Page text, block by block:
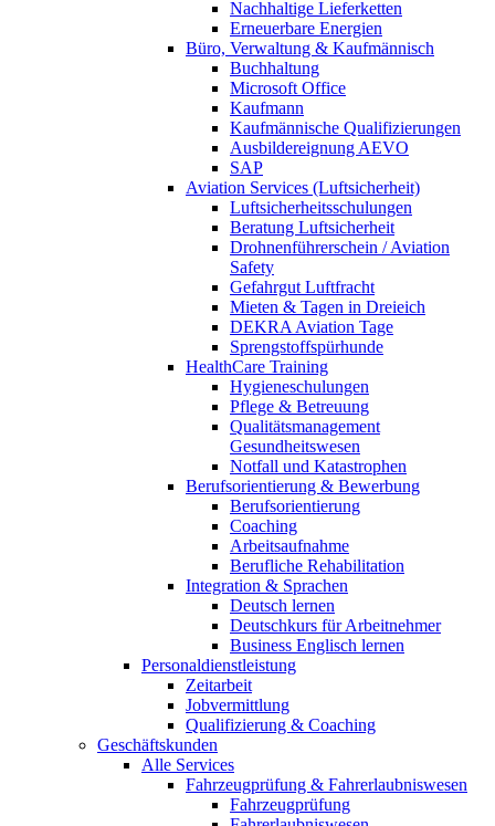
Nachhaltige Lieferketten
Erneuerbare Energien
Büro, Verwaltung & Kaufmännisch
Buchhaltung
Microsoft Office
Kaufmann
Kaufmännische Qualifizierungen
Ausbildereignung AEVO
SAP
Aviation Services (Luftsicherheit)
Luftsicherheitsschulungen
Beratung Luftsicherheit
Drohnenführerschein / Aviation
Safety
Gefahrgut Luftfracht
Mieten & Tagen in Dreieich
DEKRA Aviation Tage
Sprengstoffspürhunde
HealthCare Training
Hygieneschulungen
Pflege & Betreuung
Qualitätsmanagement
Gesundheitswesen
Notfall und Katastrophen
Berufsorientierung & Bewerbung
Berufsorientierung
Coaching
Arbeitsaufnahme
Berufliche Rehabilitation
Integration & Sprachen
Deutsch lernen
Deutschkurs für Arbeitnehmer
Business Englisch lernen
Personaldienstleistung
Zeitarbeit
Jobvermittlung
Qualifizierung & Coaching
Geschäftskunden
Alle Services
Fahrzeugprüfung & Fahrerlaubniswesen
Fahrzeugprüfung